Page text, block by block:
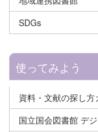
SDGs
使ってみよう
資料・文献の探し方
国立国会図書館 デ